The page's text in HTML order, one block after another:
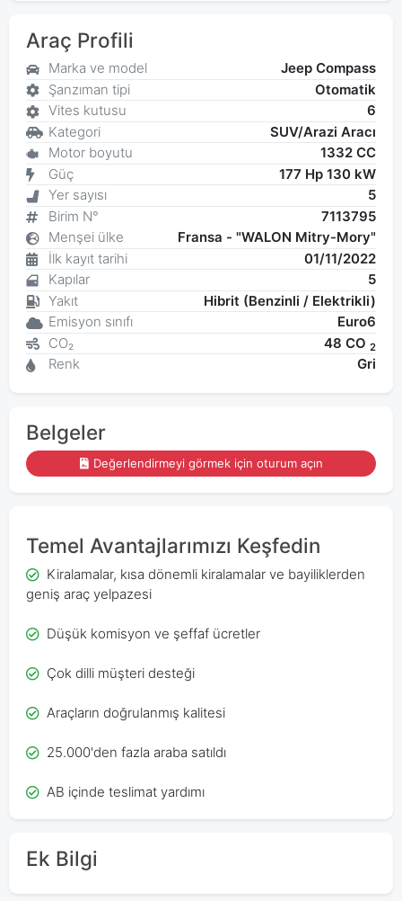
Araç Profili
Marka ve model
Jeep Compass
Şanzıman tipi
Otomatik
Vites kutusu
6
Kategori
SUV/Arazi Aracı
Motor boyutu
1332 CC
Güç
177 Hp 130 kW
Yer sayısı
5
Birim N°
7113795
Menşei ülke
Fransa - "WALON Mitry-Mory"
İlk kayıt tarihi
01/11/2022
Kapılar
5
Yakıt
Hibrit (Benzinli / Elektrikli)
Emisyon sınıfı
Euro6
CO₂
48 CO2
Renk Gri
Belgeler
Değerlendirmeyi görmek için oturum açın
Temel Avantajlarımızı Keşfedin
Kiralamalar, kısa dönemli kiralamalar ve bayiliklerden
geniş araç yelpazesi
Düşük komisyon ve şeffaf ücretler
Çok dilli müşteri desteği
Araçların doğrulanmış kalitesi
25.000'den fazla araba satıldı
AB içinde teslimat yardımı
Ek Bilgi